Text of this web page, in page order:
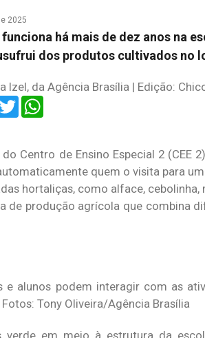
2025
há mais de dez anos na
dos produtos cultivados no
Izel, da Agência Brasília | Edição:
Twitter
Centro de Ensino Especial 2 (CEE
quem o visita para
hortaliças, como alface, cebolinha,
de produção agrícola que combina
e alunos podem interagir com as
Tony Oliveira/Agência Brasília
verde em meio à estrutura da